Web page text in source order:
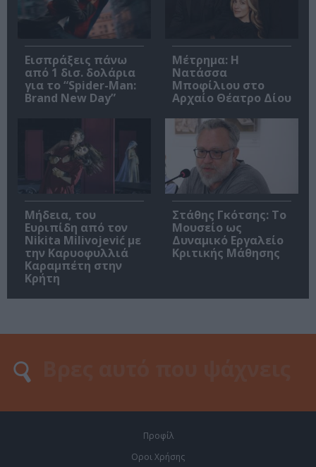
Εισπράξεις πάνω
από 1 δισ. δολάρια
για το “Spider-Man:
Brand New Day”
Μέτρημα: Η
Νατάσσα
Μποφίλιου στο
Αρχαίο Θέατρο Δίου
Μήδεια, του
Ευριπίδη από τον
Nikita Milivojević με
την Καρυοφυλλιά
Καραμπέτη στην
Κρήτη
Στάθης Γκότσης: Το
Μουσείο ως
Δυναμικό Εργαλείο
Κριτικής Μάθησης
Προφίλ
Οροι Χρήσης